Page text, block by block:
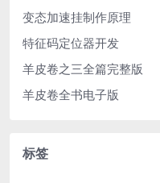
变态加速挂制作原理
特征码定位器开发
羊皮卷之三全篇完整版
羊皮卷全书电子版
标签